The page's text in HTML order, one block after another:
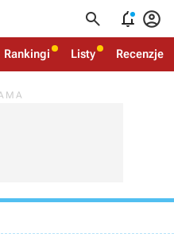
  
Rankingi Listy Recenzje